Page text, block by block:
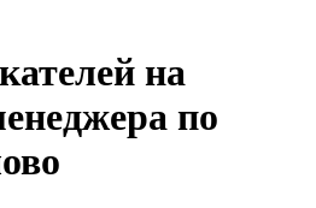
на
по